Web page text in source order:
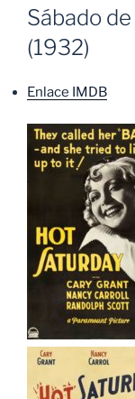
EL
Sábado
(1932)
Enlace IMDB